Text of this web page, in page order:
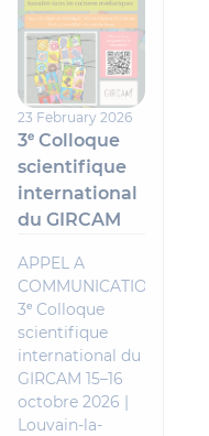
23 February 2026
3ᵉ Colloque
scientifique
international
du GIRCAM
APPEL A
COMMUNICATIONS
3ᵉ Colloque
scientifique
international du
GIRCAM 15–16
octobre 2026 |
Louvain-la-